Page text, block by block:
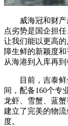
威海冠和财产
点劣势是国企担
让我们能以更高
障生鲜的新颖度
从海港到入库再
目前，吉泰鲜
间，配备160个专
龙虾、雪蟹、蓝
建立了完美的物
度。